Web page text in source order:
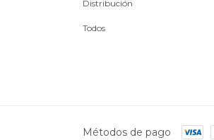
Distribución
Todos
Métodos de pago